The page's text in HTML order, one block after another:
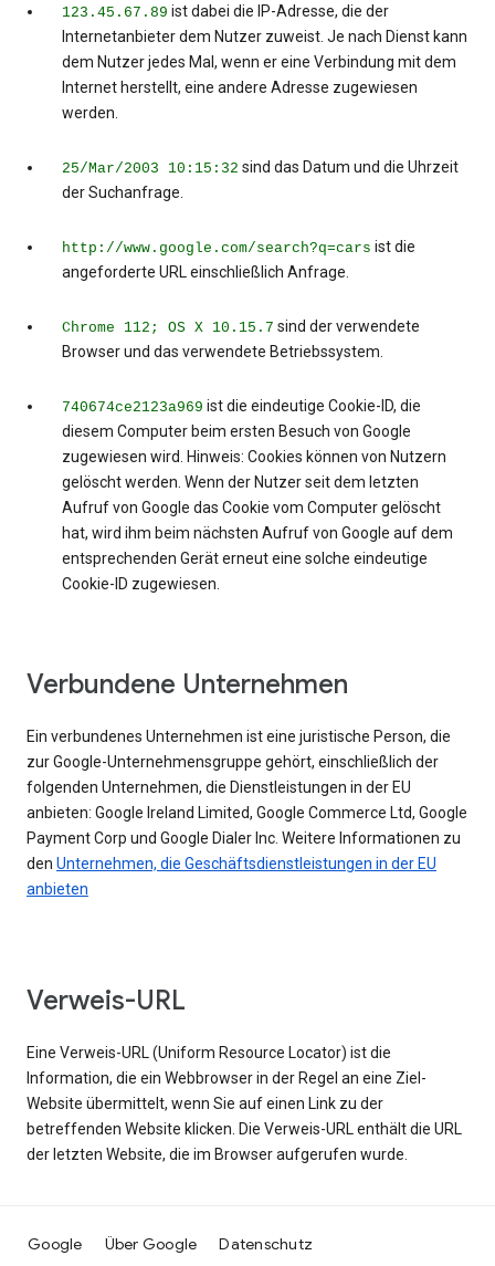
123.45.67.89 ist dabei die IP-Adresse, die der
Internetanbieter dem Nutzer zuweist. Je nach Dienst kann
dem Nutzer jedes Mal, wenn er eine Verbindung mit dem
Internet herstellt, eine andere Adresse zugewiesen
werden.
25/Mar/2003 10:15:32 sind das Datum und die Uhrzeit
der Suchanfrage.
http://www.google.com/search?q=cars ist die
angeforderte URL einschließlich Anfrage.
Chrome 112; OS X 10.15.7 sind der verwendete
Browser und das verwendete Betriebssystem.
740674ce2123a969 ist die eindeutige Cookie-ID, die
diesem Computer beim ersten Besuch von Google
zugewiesen wird. Hinweis: Cookies können von Nutzern
gelöscht werden. Wenn der Nutzer seit dem letzten
Aufruf von Google das Cookie vom Computer gelöscht
hat, wird ihm beim nächsten Aufruf von Google auf dem
entsprechenden Gerät erneut eine solche eindeutige
Cookie-ID zugewiesen.
Verbundene Unternehmen
Ein verbundenes Unternehmen ist eine juristische Person, die
zur Google-Unternehmensgruppe gehört, einschließlich der
folgenden Unternehmen, die Dienstleistungen in der EU
anbieten: Google Ireland Limited, Google Commerce Ltd, Google
Payment Corp und Google Dialer Inc. Weitere Informationen zu
den Unternehmen, die Geschäftsdienstleistungen in der EU
anbieten
Verweis-URL
Eine Verweis-URL (Uniform Resource Locator) ist die
Information, die ein Webbrowser in der Regel an eine Ziel-
Website übermittelt, wenn Sie auf einen Link zu der
betreffenden Website klicken. Die Verweis-URL enthält die URL
der letzten Website, die im Browser aufgerufen wurde.
Google Über Google Datenschutz